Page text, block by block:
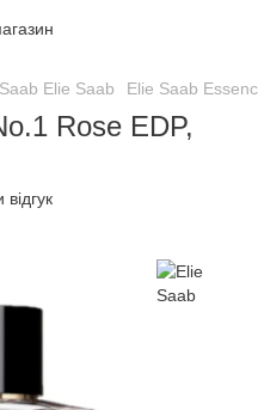
Elie Saab Elie Saab
Rose EDP,